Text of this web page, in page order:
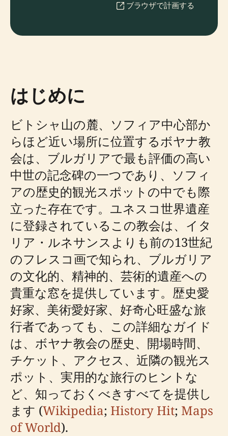
ブラウザで計画する
はじめに
ビトシャ山の麓、ソフィア中心部か
らほど近い場所に位置するボヤナ教
会は、ブルガリアで最も評価の高い
中世の記念碑の一つであり、ソフィ
アの歴史的観光スポットの中でも際
立った存在です。ユネスコ世界遺産
に登録されているこの教会は、イタ
リア・ルネサンスよりも前の13世紀
のフレスコ画で知られ、ブルガリア
の文化的、精神的、芸術的遺産への
貴重な窓を提供しています。歴史愛
好家、美術愛好家、好奇心旺盛な旅
行者であっても、この詳細なガイド
は、ボヤナ教会の歴史、開場時間、
チケット、アクセス、近隣の観光ス
ポット、実用的な旅行のヒントな
ど、知っておくべきすべてを提供し
ます (Wikipedia; History Hit; Maps
of World).